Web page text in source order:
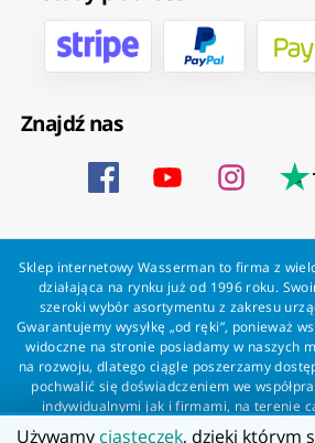
Znajdź nas
Sklep internetowy Wasserman to firma z
działająca na rynku już od 1996 roku.
szeroki wybór asortymentu z zakresu
Gwarantujemy wysyłkę „od ręki”, ponieważ
widoczne na stronie posiadamy w naszych
na rozwoju, dlatego ciągle poszerzamy
pochwalić się doświadczeniem we
indywidualnymi jak i firmami, na terenie
Zapewniamy profesjonalną obsługę
Używamy ciasteczek, dzięki którym